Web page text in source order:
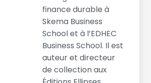
finance durable à
Skema Business
School et à l’EDHEC
Business School. Il est
auteur et directeur
de collection aux